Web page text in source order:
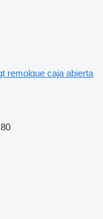
remolque caja abierta